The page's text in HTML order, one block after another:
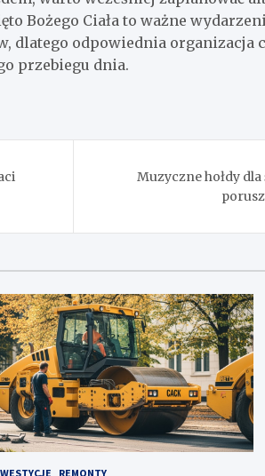
Bożego Ciała to ważne
odpowiednia organizacja
przebiegu dnia.
Muzyczne hołdy dla
REMONTY